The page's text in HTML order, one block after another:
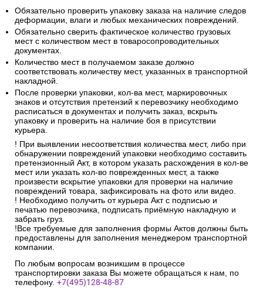
Обязательно проверить упаковку заказа на наличие следов
деформации, влаги и любых механических повреждений.
Обязательно сверить фактическое количество грузовых
мест с количеством мест в товаросопроводительных
документах.
Количество мест в получаемом заказе должно
соответствовать количеству мест, указанных в транспортной
накладной.
После проверки упаковки, кол-ва мест, маркировочных
знаков и отсутствия претензий к перевозчику необходимо
расписаться в документах и получить заказ, вскрыть
упаковку и проверить на наличие боя в присутствии
курьера.
! При выявлении несоответствия количества мест, либо при
обнаружении повреждений упаковки необходимо составить
претензионный Акт, в котором указать расхождения в кол-ве
мест или указать кол-во поврежденных мест, а также
произвести вскрытие упаковки для проверки на наличие
повреждений товара, зафиксировать на фото или видео.
! Необходимо получить от курьера Акт с подписью и
печатью перевозчика, подписать приёмную накладную и
забрать груз.
!Все требуемые для заполнения формы Актов должны быть
предоставлены для заполнения менеджером транспортной
компании.
По любым вопросам возникшим в процессе
транспортировки заказа Вы можете обращаться к нам, по
телефону. +7(495)128-48-87